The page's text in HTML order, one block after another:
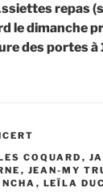
repas
le dimanche
des portes
COQUARD ,
, JEAN-MY
, LEÏLA